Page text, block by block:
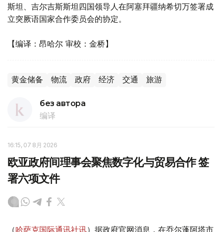
斯坦、吉尔吉斯斯坦四国领导人在阿塞拜疆纳希切万签署成
立突厥语国家合作委员会的协定。
【编译：昂哈尔 审校：金桥】
黄金储备 物流 政府 经济 交通 旅游
без автора
编译
16:15, 07 8月 2026
欧亚政府间理事会聚焦数字化与贸易合作 签
署六项文件
（哈萨克国际通讯社讯）据政府官网消息，在乔尔蓬阿塔市